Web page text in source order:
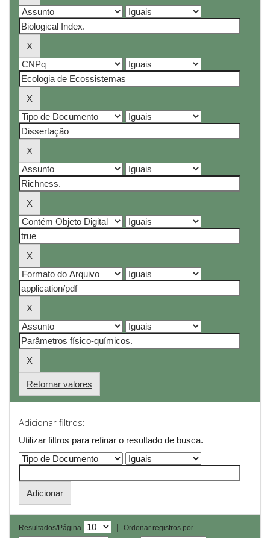
Retornar valores
Adicionar filtros:
Utilizar filtros para refinar o resultado de busca.
Resultados/Página |
Ordenar registros por